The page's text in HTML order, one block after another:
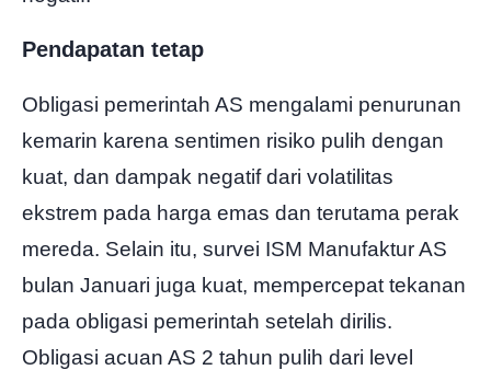
Pendapatan tetap
Obligasi pemerintah AS mengalami penurunan
kemarin karena sentimen risiko pulih dengan
kuat, dan dampak negatif dari volatilitas
ekstrem pada harga emas dan terutama perak
mereda. Selain itu, survei ISM Manufaktur AS
bulan Januari juga kuat, mempercepat tekanan
pada obligasi pemerintah setelah dirilis.
Obligasi acuan AS 2 tahun pulih dari level